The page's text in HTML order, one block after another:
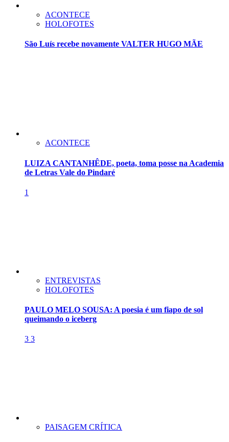
ACONTECE
HOLOFOTES
São Luís recebe novamente VALTER HUGO MÃE
ACONTECE
LUIZA CANTANHÊDE, poeta, toma posse na Academia
de Letras Vale do Pindaré
1
ENTREVISTAS
HOLOFOTES
PAULO MELO SOUSA: A poesia é um fiapo de sol
queimando o iceberg
3 3
PAISAGEM CRÍTICA